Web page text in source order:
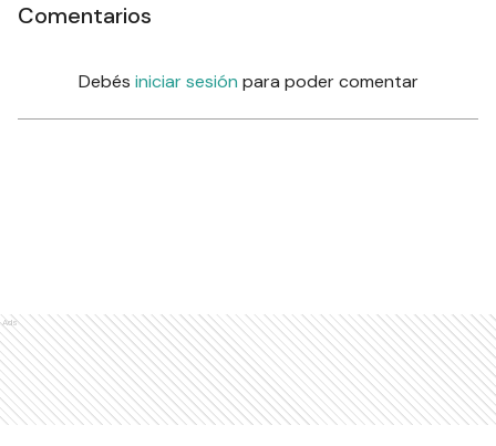
Comentarios
Debés iniciar sesión para poder comentar
Ads